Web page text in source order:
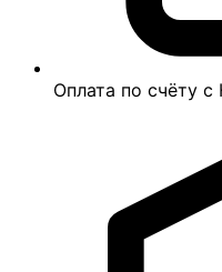
Оплата по счёту